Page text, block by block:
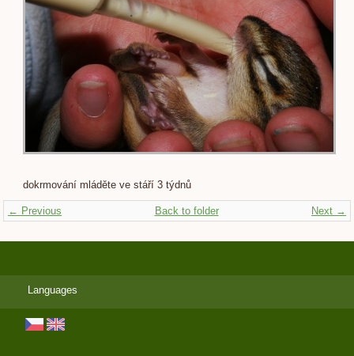
dokrmování mláděte ve stáří 3 týdnů
← Previous Next →
Back to folder
Languages